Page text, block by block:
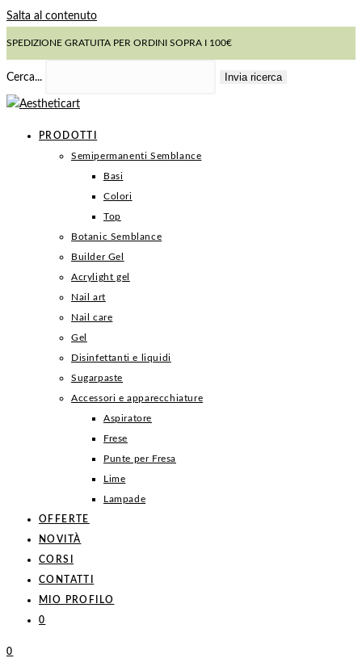
Salta al contenuto
SPEDIZIONE GRATUITA PER ORDINI SOPRA I 100€
Cerca... Invia ricerca
PRODOTTI
Semipermanenti Semblance
Basi
Colori
Top
Botanic Semblance
Builder Gel
Acrylight gel
Nail art
Nail care
Gel
Disinfettanti e liquidi
Sugarpaste
Accessori e apparecchiature
Aspiratore
Frese
Punte per Fresa
Lime
Lampade
OFFERTE
NOVITÀ
CORSI
CONTATTI
MIO PROFILO
0
0